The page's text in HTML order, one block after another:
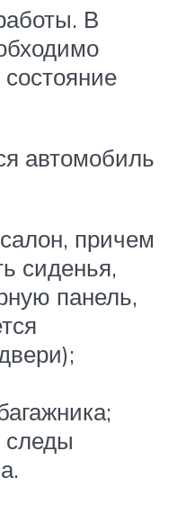
В
автомобиль
причем
сиденья,
панель,
следы